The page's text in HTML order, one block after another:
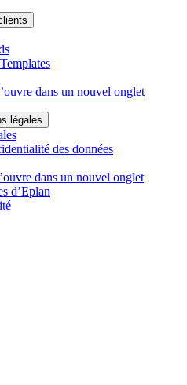
dans un nouvel onglet
légales
des données
dans un nouvel onglet
d’Eplan